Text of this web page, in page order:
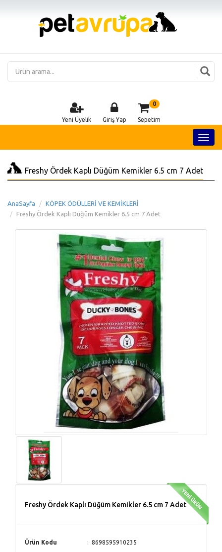
Yeni Üyelik Giriş Yap
0
Sepetim
Freshy Ördek Kaplı Düğüm Kemikler 6.5 cm 7 Adet
AnaSayfa
KÖPEK ÖDÜLLERİ VE KEMİKLERİ
Freshy Ördek Kaplı Düğüm Kemikler 6.5 cm 7 Adet
Freshy Ördek Kaplı Düğüm Kemikler 6.5 cm 7 Adet
Ürün Kodu 8698595910235